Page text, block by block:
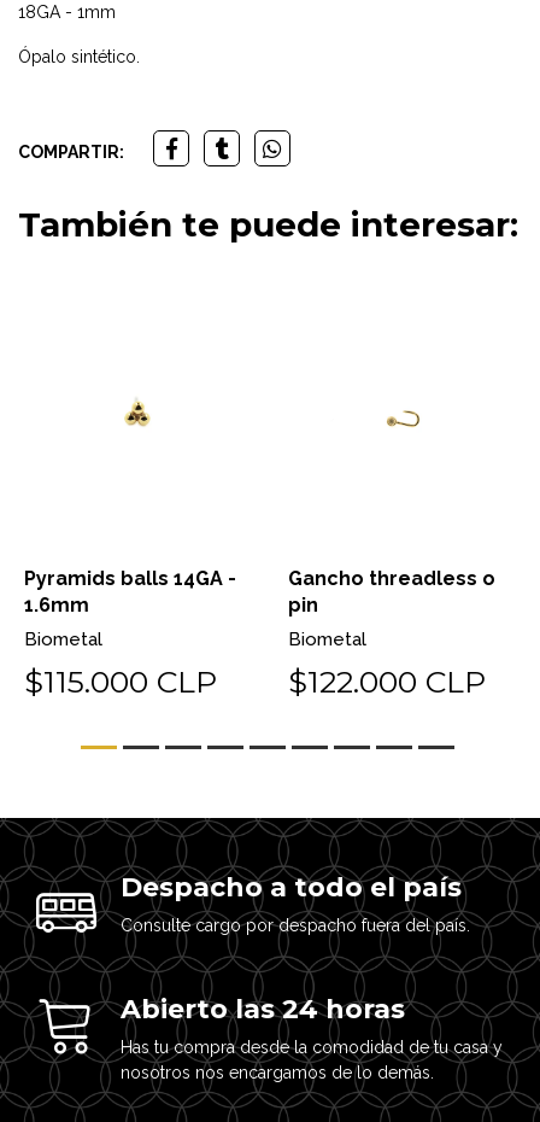
18GA - 1mm
Ópalo sintético.
COMPARTIR:
También te puede interesar:
Pyramids balls 14GA -
1.6mm
Biometal
$115.000 CLP
Gancho threadless o
pin
Biometal
$122.000 CLP
Despacho a todo el país
Consulte cargo por despacho fuera del país.
Abierto las 24 horas
Has tu compra desde la comodidad de tu casa y
nosotros nos encargamos de lo demás.